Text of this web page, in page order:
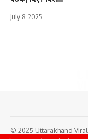
July 8, 2025
© 2025 Uttarakhand